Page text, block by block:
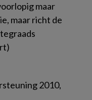
maar
maar richt de
2010,